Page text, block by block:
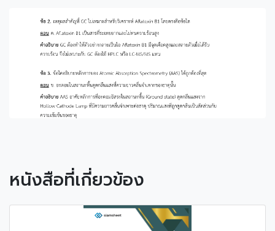
หนังสือที่เกี่ยวข้อง